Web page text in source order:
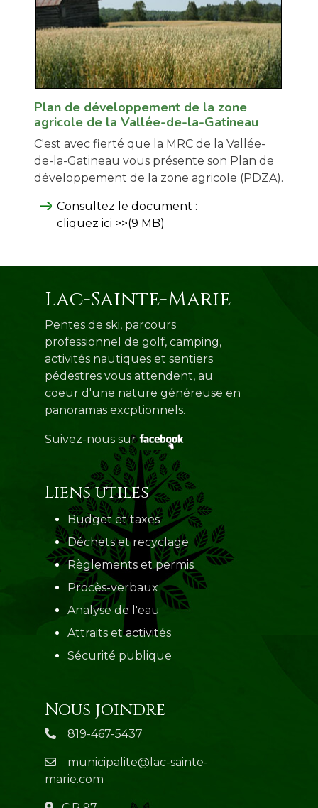
Plan de développement de la zone
agricole de la Vallée-de-la-Gatineau
C'est avec fierté que la MRC de la Vallée-
de-la-Gatineau vous présente son Plan de
développement de la zone agricole (PDZA).
Consultez le document :
cliquez ici >>(9 MB)
Lac-Sainte-Marie
Pentes de ski, parcours
professionnel de golf, camping,
activités nautiques et sentiers
pédestres vous attendent, au
coeur d'une nature généreuse en
panoramas excptionnels.
Suivez-nous sur
Liens utiles
Budget et taxes
Déchets et recyclage
Règlements et permis
Procès-verbaux
Analyse de l'eau
Attraits et activités
Sécurité publique
Nous joindre
819-467-5437
municipalite@lac-sainte-
marie.com